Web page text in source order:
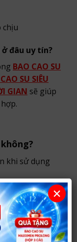
chịu
ở đâu uy tín?
BAO CAO SU
SU SIÊU
GIAN sẽ giúp
khi sử dụng
quan hệ tốt
×